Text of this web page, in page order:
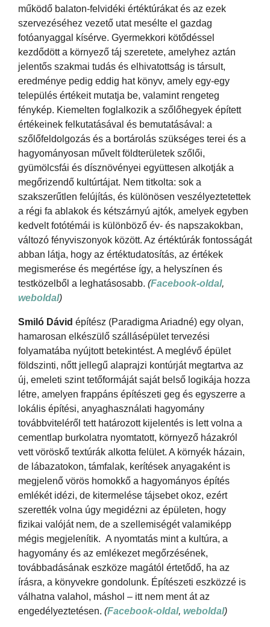
működő balaton-felvidéki értéktúrákat és az ezek
szervezéséhez vezető utat mesélte el gazdag
fotóanyaggal kísérve. Gyermekkori kötődéssel
kezdődött a környező táj szeretete, amelyhez aztán
jelentős szakmai tudás és elhivatottság is társult,
eredménye pedig eddig hat könyv, amely egy-egy
település értékeit mutatja be, valamint rengeteg
fénykép. Kiemelten foglalkozik a szőlőhegyek épített
értékeinek felkutatásával és bemutatásával: a
szőlőfeldolgozás és a bortárolás szükséges terei és a
hagyományosan művelt földterületek szőlői,
gyümölcsfái és dísznövényei együttesen alkotják a
megőrizendő kultúrtájat. Nem titkolta: sok a
szakszerűtlen felújítás, és különösen veszélyeztetettek
a régi fa ablakok és kétszárnyú ajtók, amelyek egyben
kedvelt fotótémái is különböző év- és napszakokban,
változó fényviszonyok között. Az értéktúrák fontosságát
abban látja, hogy az értéktudatosítás, az értékek
megismerése és megértése így, a helyszínen és
testközelből a leghatásosabb. (Facebook-oldal,
weboldal)
Smiló Dávid építész (Paradigma Ariadné) egy olyan,
hamarosan elkészülő szállásépület tervezési
folyamatába nyújtott betekintést. A meglévő épület
földszinti, nőtt jellegű alaprajzi kontúrját megtartva az
új, emeleti szint tetőformáját saját belső logikája hozza
létre, amelyen frappáns építészeti geg és egyszerre a
lokális építési, anyaghasználati hagyomány
továbbviteléről tett határozott kijelentés is lett volna a
cementlap burkolatra nyomtatott, környező házakról
vett vöröskő textúrák alkotta felület. A környék házain,
de lábazatokon, támfalak, kerítések anyagaként is
megjelenő vörös homokkő a hagyományos építés
emlékét idézi, de kitermelése tájsebet okoz, ezért
szerették volna úgy megidézni az épületen, hogy
fizikai valóját nem, de a szellemiségét valamiképp
mégis megjelenítik. A nyomtatás mint a kultúra, a
hagyomány és az emlékezet megőrzésének,
továbbadásának eszköze magától értetődő, ha az
írásra, a könyvekre gondolunk. Építészeti eszközzé is
válhatna valahol, máshol – itt nem ment át az
engedélyeztetésen. (Facebook-oldal, weboldal)